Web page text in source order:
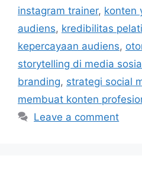
instagram trainer, konten
audiens, kredibilitas
kepercayaan audiens,
storytelling di media
branding, strategi social
membuat konten
Leave a comment